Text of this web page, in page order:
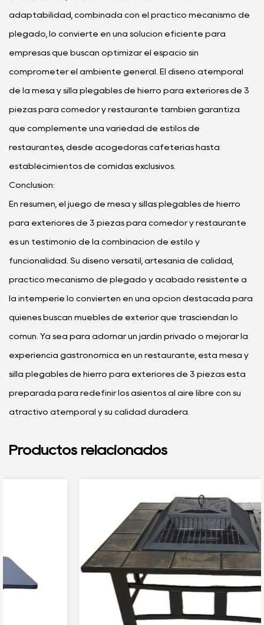
adaptabilidad, combinada con el práctico mecanismo de
plegado, lo convierte en una solución eficiente para
empresas que buscan optimizar el espacio sin
comprometer el ambiente general. El diseño atemporal
de la mesa y silla plegables de hierro para exteriores de 3
piezas para comedor y restaurante también garantiza
que complemente una variedad de estilos de
restaurantes, desde acogedoras cafeterías hasta
establecimientos de comidas exclusivos.
Conclusión:
En resumen, el juego de mesa y sillas plegables de hierro
para exteriores de 3 piezas para comedor y restaurante
es un testimonio de la combinación de estilo y
funcionalidad. Su diseño versátil, artesanía de calidad,
práctico mecanismo de plegado y acabado resistente a
la intemperie lo convierten en una opción destacada para
quienes buscan muebles de exterior que trasciendan lo
común. Ya sea para adornar un jardín privado o mejorar la
experiencia gastronómica en un restaurante, esta mesa y
silla plegables de hierro para exteriores de 3 piezas está
preparada para redefinir los asientos al aire libre con su
atractivo atemporal y su calidad duradera.
Productos relacionados